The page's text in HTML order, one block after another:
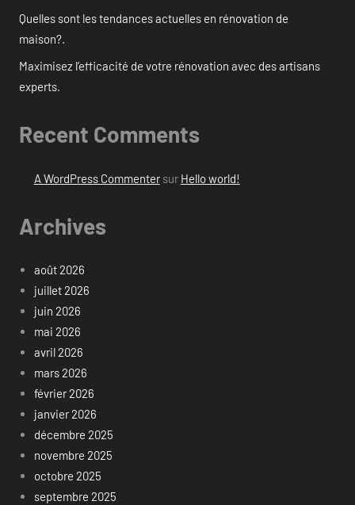
Quelles sont les tendances actuelles en rénovation de
maison?.
Maximisez l’efficacité de votre rénovation avec des artisans
experts.
Recent Comments
A WordPress Commentersur Hello world!
Archives
août 2026
juillet 2026
juin 2026
mai 2026
avril 2026
mars 2026
février 2026
janvier 2026
décembre 2025
novembre 2025
octobre 2025
septembre 2025